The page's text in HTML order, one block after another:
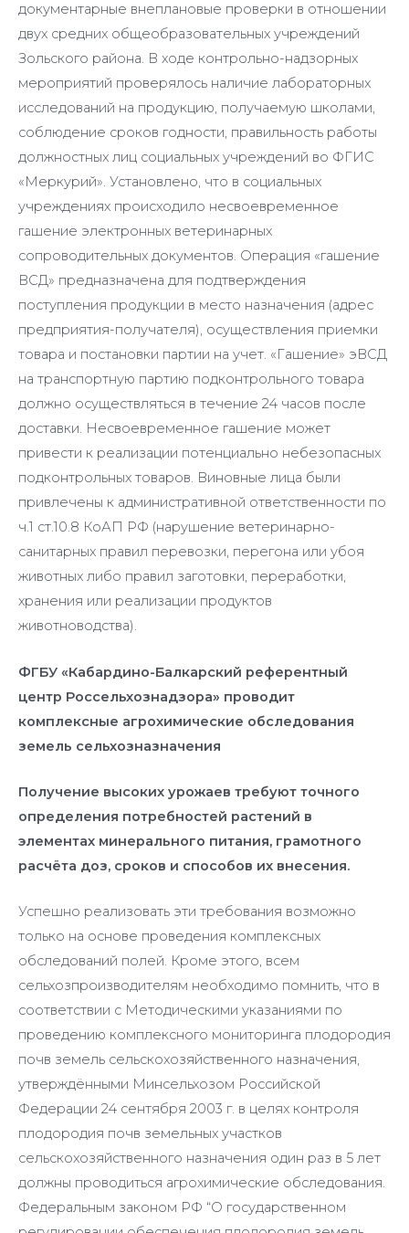
документарные внеплановые проверки в отношении
двух средних общеобразовательных учреждений
Зольского района. В ходе контрольно-надзорных
мероприятий проверялось наличие лабораторных
исследований на продукцию, получаемую школами,
соблюдение сроков годности, правильность работы
должностных лиц социальных учреждений во ФГИС
«Меркурий». Установлено, что в социальных
учреждениях происходило несвоевременное
гашение электронных ветеринарных
сопроводительных документов. Операция «гашение
ВСД» предназначена для подтверждения
поступления продукции в место назначения (адрес
предприятия-получателя), осуществления приемки
товара и постановки партии на учет. «Гашение» эВСД
на транспортную партию подконтрольного товара
должно осуществляться в течение 24 часов после
доставки. Несвоевременное гашение может
привести к реализации потенциально небезопасных
подконтрольных товаров. Виновные лица были
привлечены к административной ответственности по
ч.1 ст.10.8 КоАП РФ (нарушение ветеринарно-
санитарных правил перевозки, перегона или убоя
животных либо правил заготовки, переработки,
хранения или реализации продуктов
животноводства).
ФГБУ «Кабардино-Балкарский референтный
центр Россельхознадзора» проводит
комплексные агрохимические обследования
земель сельхозназначения
Получение высоких урожаев требуют точного
определения потребностей растений в
элементах минерального питания, грамотного
расчёта доз, сроков и способов их внесения.
Успешно реализовать эти требования возможно
только на основе проведения комплексных
обследований полей. Кроме этого, всем
сельхозпроизводителям необходимо помнить, что в
соответствии с Методическими указаниями по
проведению комплексного мониторинга плодородия
почв земель сельскохозяйственного назначения,
утверждёнными Минсельхозом Российской
Федерации 24 сентября 2003 г. в целях контроля
плодородия почв земельных участков
сельскохозяйственного назначения один раз в 5 лет
должны проводиться агрохимические обследования.
Федеральным законом РФ “О государственном